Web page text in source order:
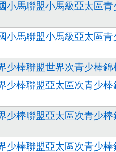
小馬聯盟小馬級亞太區
小馬聯盟小馬級亞太區
少棒聯盟世界次青少棒
少棒聯盟亞太區次青少
少棒聯盟亞太區次青少
少棒聯盟亞太區次青少